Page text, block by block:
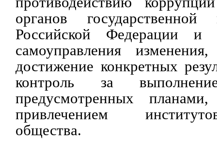
органов государственной
Российской Федерации и
самоуправления
достижение конкретных
контроль за
предусмотренных
привлечением
общества.